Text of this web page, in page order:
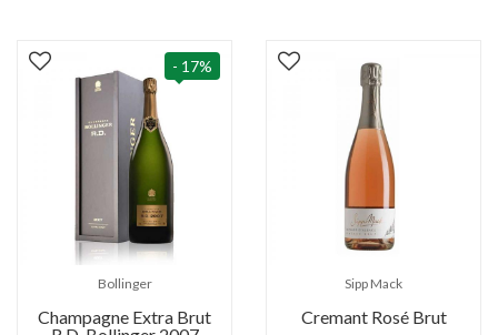
- 17%
Bollinger
Champagne Extra Brut
Sipp Mack
Cremant Rosé Brut